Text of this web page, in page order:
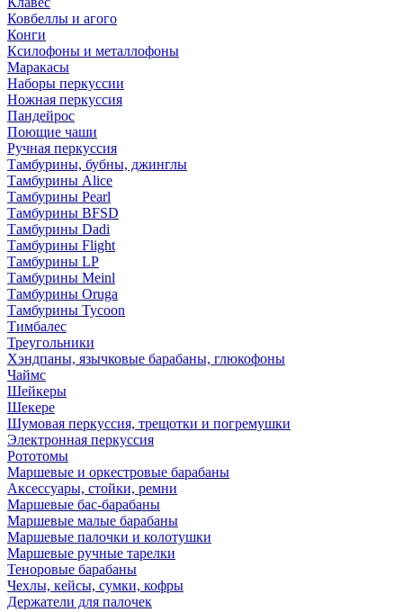
Ковбеллы и агого
Конги
Ксилофоны и металлофоны
Маракасы
Наборы перкуссии
Ножная перкуссия
Пандейрос
Поющие чаши
Ручная перкуссия
Тамбурины, бубны, джинглы
Тамбурины Alice
Тамбурины Pearl
Тамбурины BFSD
Тамбурины Dadi
Тамбурины Flight
Тамбурины LP
Тамбурины Meinl
Тамбурины Oruga
Тамбурины Tycoon
Тимбалес
Треугольники
Хэндпаны, язычковые барабаны, глюкофоны
Чаймс
Шейкеры
Шекере
Шумовая перкуссия, трещотки и погремушки
Электронная перкуссия
Рототомы
Маршевые и оркестровые барабаны
Аксессуары, стойки, ремни
Маршевые бас-барабаны
Маршевые малые барабаны
Маршевые палочки и колотушки
Маршевые ручные тарелки
Теноровые барабаны
Чехлы, кейсы, сумки, кофры
Держатели для палочек